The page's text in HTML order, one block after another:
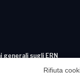
generali sugli ERN
Rifiuta